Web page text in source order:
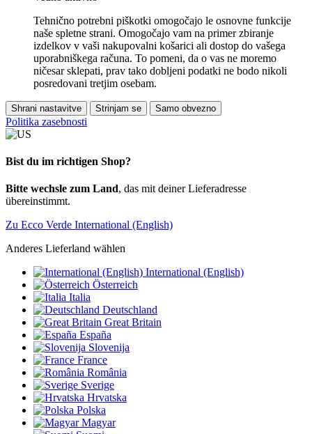
Tehnično potrebni piškotki omogočajo le osnovne funkcije
naše spletne strani. Omogočajo vam na primer zbiranje
izdelkov v vaši nakupovalni košarici ali dostop do vašega
uporabniškega računa. To pomeni, da o vas ne moremo
ničesar sklepati, prav tako dobljeni podatki ne bodo nikoli
posredovani tretjim osebam.
Shrani nastavitve Strinjam se Samo obvezno
Politika zasebnosti
Bist du im richtigen Shop?
Bitte wechsle zum Land, das mit deiner Lieferadresse
übereinstimmt.
Zu Ecco Verde International (English)
Anderes Lieferland wählen
International (English)
Österreich
Italia
Deutschland
Great Britain
España
Slovenija
France
România
Sverige
Hrvatska
Polska
Magyar